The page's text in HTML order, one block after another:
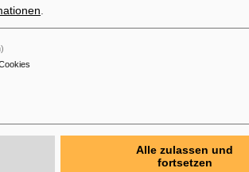
Ionenstrahlen: Einzigartiges Verfahren
gemeinsam im selben Zyklus zu
überholen die schnelleren Ionen des einen Strahls die
ständig, so dass sich die Teilchenpakete der beiden
Dieses weltweit einmalige Verfahren unterstreicht
Alle zulassen und
fortsetzen